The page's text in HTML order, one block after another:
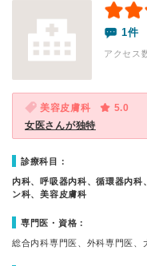
1件
アクセス
美容皮膚科
5.0
女医さんが独特
診療科目：
内科、呼吸器内科、循環器内科
ン科、美容皮膚科
専門医・資格：
総合内科専門医、外科専門医、